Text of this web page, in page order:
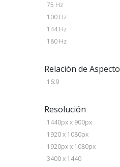
75 Hz
100 Hz
144 Hz
180 Hz
Relación de Aspecto
16:9
Resolución
1440px x 900px
1920 x 1080px
1920px x 1080px
3400 x 1440